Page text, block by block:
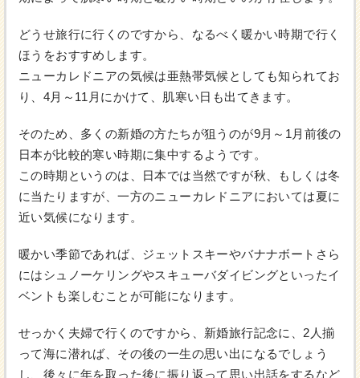
どうせ旅行に行くのですから、なるべく暖かい時期で行く
ほうをおすすめします。
ニューカレドニアの気候は亜熱帯気候としても知られてお
り、4月～11月にかけて、肌寒い日も出てきます。
そのため、多くの新婚の方たちが狙うのが9月～1月前後の
日本が比較的寒い時期に集中するようです。
この時期というのは、日本では当然ですが秋、もしくは冬
に当たりますが、一方のニューカレドニアにおいては夏に
近い気候になります。
暖かい季節であれば、ジェットスキーやバナナボートさら
にはシュノーケリングやスキューバダイビングといったイ
ベントも楽しむことが可能になります。
せっかく夫婦で行くのですから、新婚旅行記念に、2人揃
って海に潜れば、その後の一生の思い出になるでしょう
し、後々に年を取った後に振り返って思い出話をするなど